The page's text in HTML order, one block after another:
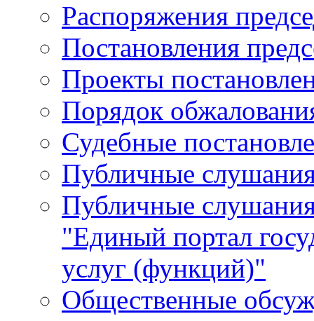
Распоряжения
Постановления
Проекты
Порядок
Судебные
Публичные
Публичные
"Единый портал
услуг (функций)"
Общественные